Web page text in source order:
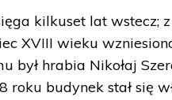
kilkuset lat wstecz;
XVIII wieku
był hrabia Nikołaj
roku budynek stał się